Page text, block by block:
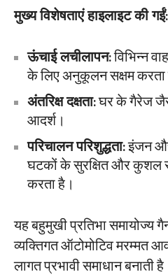
​मुख्य विशेषताएं हाइलाइट की गईं​​:
​ऊंचाई लचीलापन​​: विभिन्न
के लिए अनुकूलन सक्षम करता
​अंतरिक्ष दक्षता​​: घर के गैरेज
आदर्श।
परिचालन परिशुद्धता​​: इंजन
घटकों के सुरक्षित और कुशल
करता है।
यह बहुमुखी प्रतिभा समायोज्य
व्यक्तिगत ऑटोमोटिव मरम्मत
लागत प्रभावी समाधान बनाती